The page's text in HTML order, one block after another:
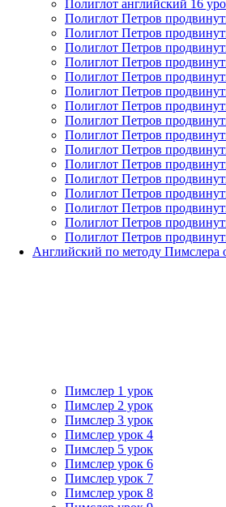
Полиглот английский 16
Полиглот Петров
Полиглот Петров
Полиглот Петров
Полиглот Петров
Полиглот Петров
Полиглот Петров
Полиглот Петров
Полиглот Петров
Полиглот Петров
Полиглот Петров
Полиглот Петров
Полиглот Петров
Полиглот Петров
Полиглот Петров
Полиглот Петров
Полиглот Петров
Английский по методу Пимслера
Пимслер 1 урок
Пимслер 2 урок
Пимслер 3 урок
Пимслер урок 4
Пимслер 5 урок
Пимслер урок 6
Пимслер урок 7
Пимслер урок 8